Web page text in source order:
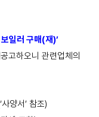
일러 구매(재)’
고하오니 관련업체의
사양서’ 참조)